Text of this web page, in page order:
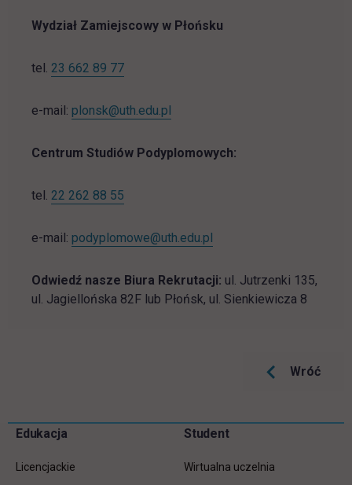
Wydział Zamiejscowy w Płońsku
tel. 23 662 89 77
e-mail: plonsk@uth.edu.pl
Centrum Studiów Podyplomowych:
tel. 22 262 88 55
e-mail: podyplomowe@uth.edu.pl
Odwiedź nasze Biura Rekrutacji: ul. Jutrzenki 135,
ul. Jagiellońska 82F lub Płońsk, ul. Sienkiewicza 8
Wróć
Pomiń
Informacje w stopce
Edukacja
Licencjackie
Student
Wirtualna uczelnia